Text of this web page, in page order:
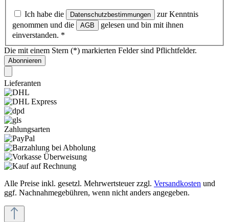
Ich habe die Datenschutzbestimmungen
zur Kenntnis
genommen und die
AGB
gelesen und bin mit ihnen
einverstanden. *
Die mit einem Stern (*) markierten Felder sind Pflichtfelder.
Abonnieren
Lieferanten
Zahlungsarten
Alle Preise inkl. gesetzl. Mehrwertsteuer zzgl. Versandkosten und
ggf. Nachnahmegebühren, wenn nicht anders angegeben.